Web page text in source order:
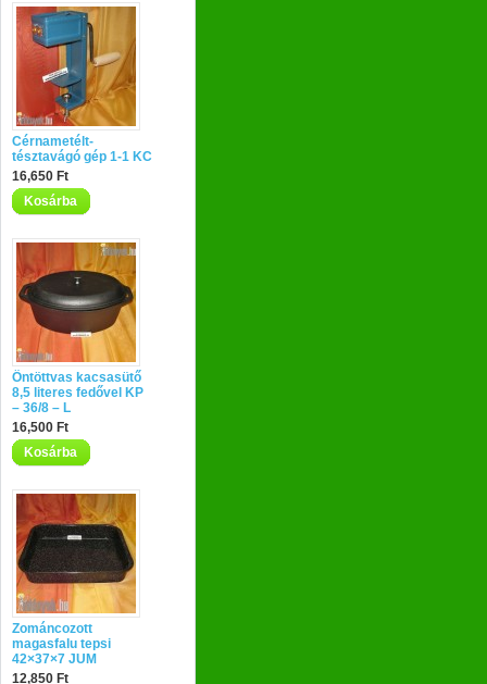
Cérnametélt-
tésztavágó gép 1-1 KC
16,650 Ft
Kosárba
Öntöttvas kacsasütő
8,5 literes fedővel KP
– 36/8 – L
16,500 Ft
Kosárba
Zománcozott
magasfalu tepsi
42×37×7 JUM
12,850 Ft